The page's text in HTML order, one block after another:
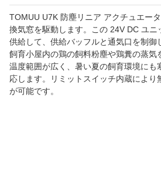
TOMUU U7K 防塵リニア アクチュエー
換気窓を駆動します。この 24V DC ユニ
供給して、供給バッフルと通気口を制御
飼育小屋内の鶏の飼料粉塵や鶏糞の蒸気
温度範囲が広く、暑い夏の飼育環境にも
応します。リミットスイッチ内蔵により
が可能です。